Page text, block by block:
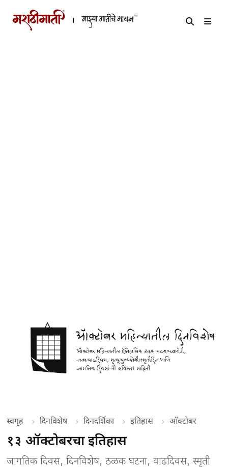
स्वगृह दिनविशेष दिनदर्शिका इतिहास ऑक्टोबर
१३ ऑक्टोबरचा इतिहास
जागतिक दिवस, दिनविशेष, ठळक घटना, वाढदिवस, स्मृती